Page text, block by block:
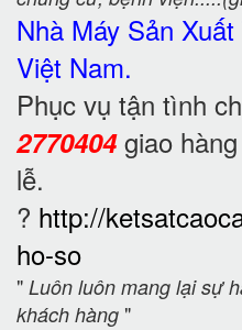
Nhà Máy Sản
Việt Nam.
Phục vụ tận tình
2770404giao
lễ.
? http://
ho-so
" Luôn luôn mang lại sự
khách hàng "